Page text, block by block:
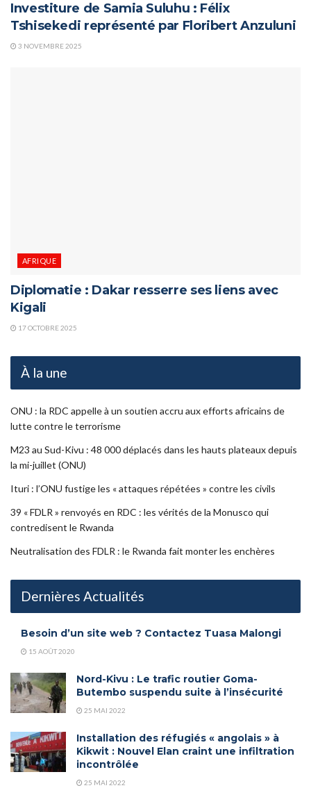
Investiture de Samia Suluhu : Félix
Tshisekedi représenté par Floribert Anzuluni
3 NOVEMBRE 2025
AFRIQUE
Diplomatie : Dakar resserre ses liens avec
Kigali
17 OCTOBRE 2025
À la une
ONU : la RDC appelle à un soutien accru aux efforts africains de
lutte contre le terrorisme
M23 au Sud-Kivu : 48 000 déplacés dans les hauts plateaux depuis
la mi-juillet (ONU)
Ituri : l’ONU fustige les « attaques répétées » contre les civils
39 « FDLR » renvoyés en RDC : les vérités de la Monusco qui
contredisent le Rwanda
Neutralisation des FDLR : le Rwanda fait monter les enchères
Dernières Actualités
Besoin d’un site web ? Contactez Tuasa Malongi
15 AOÛT 2020
Nord-Kivu : Le trafic routier Goma-
Butembo suspendu suite à l’insécurité
25 MAI 2022
Installation des réfugiés « angolais » à
Kikwit : Nouvel Elan craint une infiltration
incontrôlée
25 MAI 2022